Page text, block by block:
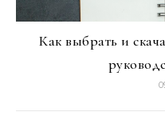
Как выбрать и